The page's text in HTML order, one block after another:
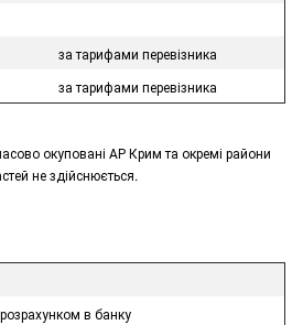
за тарифами перевізника
за тарифами перевізника
окуповані АР Крим та окремі райони
не здійснюється.
в банку